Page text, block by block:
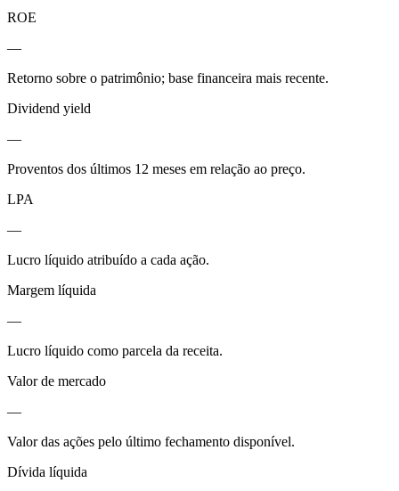
ROE
—
Retorno sobre o patrimônio; base financeira mais recente.
Dividend yield
—
Proventos dos últimos 12 meses em relação ao preço.
LPA
—
Lucro líquido atribuído a cada ação.
Margem líquida
—
Lucro líquido como parcela da receita.
Valor de mercado
—
Valor das ações pelo último fechamento disponível.
Dívida líquida